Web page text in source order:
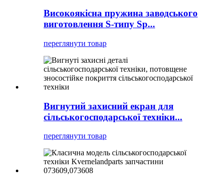
Високоякісна пружина заводського
виготовлення S-типу Sp...
переглянути товар
Вигнутий захисний екран для
сільськогосподарської техніки...
переглянути товар